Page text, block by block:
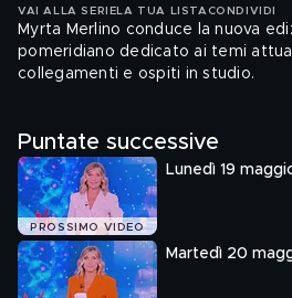
VAI ALLA SERIE LA TUA LISTA CONDIVIDI
Myrta Merlino conduce la nuova
pomeridiano dedicato ai temi
collegamenti e ospiti in studio.
Puntate successive
PROSSIMO VIDEO
Lunedì 19
Martedì 20